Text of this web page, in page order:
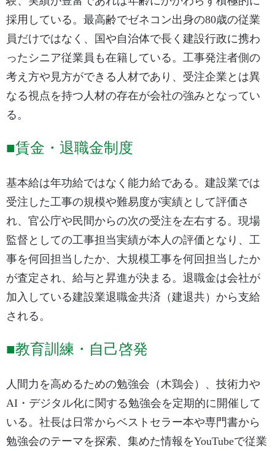
採用している。最高齢でゼネコン出身の80歳の従業
員だけではなく、国や自治体で長く建設行政に携わ
ったシニア従業員も在籍している。工事発注者側の
考え方や見方ができる人材であり、受注企業とは異
なる視点を持つ人材の存在が会社の強みとなってい
る。
■賃金・退職金制度
基本給は年功給ではなく能力給である。建設業では
受注した工事の規模や難易度が実績として評価さ
れ、官公庁や民間からの次の受注を左右する。現場
監督としての工事担当実績が本人の評価となり、工
事を何回担当したか、大規模工事を何回担当したか
が査定され、給与と昇進が決まる。退職金は会社が
加入している建設業退職金共済（建退共）から支給
される。
■教育訓練・自己啓発
人間力を高めるための勉強会（木鶏会）、技術力や
AI・デジタル化に関する勉強会を定期的に開催して
いる。社長は日常からベストセラー本や専門書から
勉強会のテーマを探索、集めた情報をYouTubeで従業